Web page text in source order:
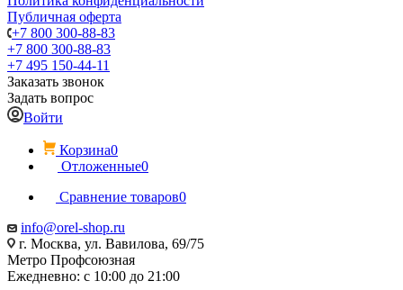
Публичная оферта
+7 800 300-88-83
+7 800 300-88-83
+7 495 150-44-11
Заказать звонок
Задать вопрос
Войти
Корзина0
Отложенные0
Сравнение товаров0
info@orel-shop.ru
г. Москва, ул. Вавилова, 69/75
Метро Профсоюзная
Ежедневно: с 10:00 до 21:00